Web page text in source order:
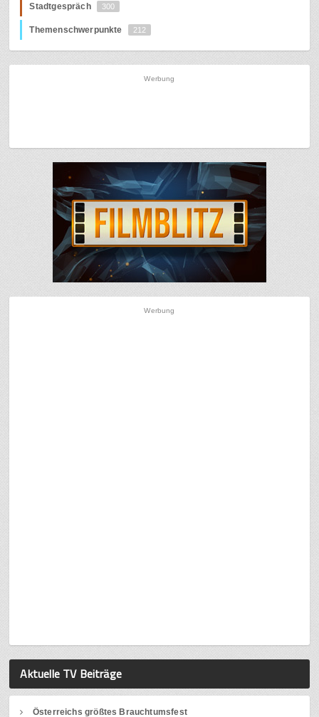
Stadtgespräch 300
Themenschwerpunkte 212
Werbung
Werbung
Aktuelle TV Beiträge
Österreichs größtes Brauchtumsfest